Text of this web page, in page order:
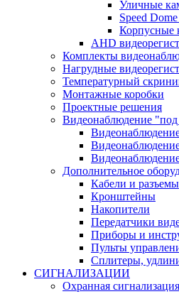
Уличные
Speed
Корпусные
AHD
Комплекты
Нагрудные
Температурный
Монтажные коробки
Проектные решения
Видеонаблюдение
Дополнительное
Кабели и разъемы
Кронштейны
Накопители
Передатчики
Приборы и
Пульты
Сплитеры,
СИГНАЛИЗАЦИИ
Охранная сигнализация